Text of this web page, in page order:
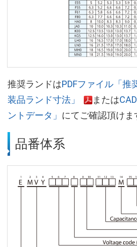
推奨ランドはPDFファイル「推
装品ランド寸法」
または
ントデータ」 にてご確認頂けま
品番体系